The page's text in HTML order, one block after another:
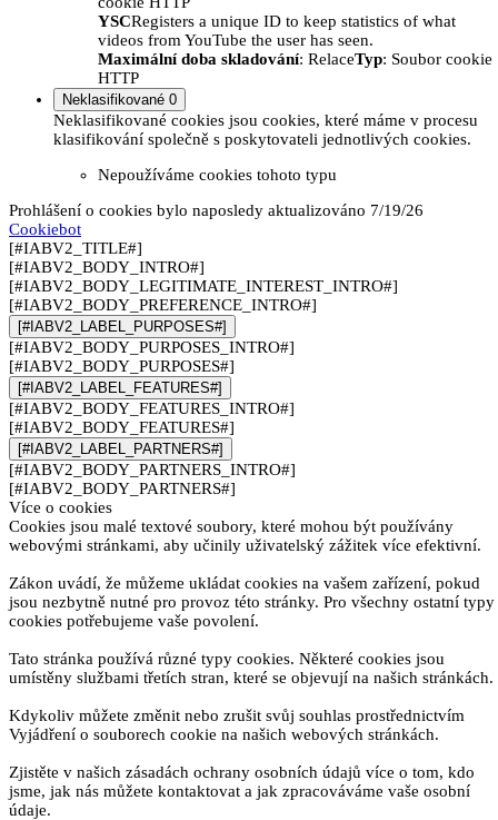
YSCRegisters a unique ID to keep statistics of what
videos from YouTube the user has seen.
Maximální doba skladování: RelaceTyp: Soubor cookie
HTTP
Neklasifikované 0
Neklasifikované cookies jsou cookies, které máme v procesu
klasifikování společně s poskytovateli jednotlivých cookies.
Nepoužíváme cookies tohoto typu
Prohlášení o cookies bylo naposledy aktualizováno 7/19/26
Cookiebot
[#IABV2_TITLE#]
[#IABV2_BODY_INTRO#]
[#IABV2_BODY_LEGITIMATE_INTEREST_INTRO#]
[#IABV2_BODY_PREFERENCE_INTRO#]
[#IABV2_LABEL_PURPOSES#]
[#IABV2_BODY_PURPOSES_INTRO#]
[#IABV2_BODY_PURPOSES#]
[#IABV2_LABEL_FEATURES#]
[#IABV2_BODY_FEATURES_INTRO#]
[#IABV2_BODY_FEATURES#]
[#IABV2_LABEL_PARTNERS#]
[#IABV2_BODY_PARTNERS_INTRO#]
[#IABV2_BODY_PARTNERS#]
Více o cookies
Cookies jsou malé textové soubory, které mohou být používány
webovými stránkami, aby učinily uživatelský zážitek více efektivní.
Zákon uvádí, že můžeme ukládat cookies na vašem zařízení, pokud
jsou nezbytně nutné pro provoz této stránky. Pro všechny ostatní typy
cookies potřebujeme vaše povolení.
Tato stránka používá různé typy cookies. Některé cookies jsou
umístěny službami třetích stran, které se objevují na našich stránkách.
Kdykoliv můžete změnit nebo zrušit svůj souhlas prostřednictvím
Vyjádření o souborech cookie na našich webových stránkách.
Zjistěte v našich zásadách ochrany osobních údajů více o tom, kdo
jsme, jak nás můžete kontaktovat a jak zpracováváme vaše osobní
údaje.